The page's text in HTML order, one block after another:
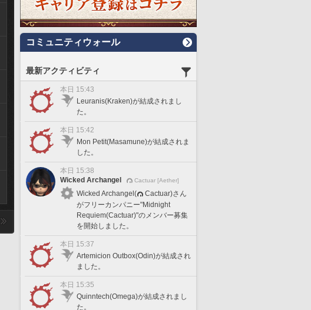
コミュニティウォール
最新アクティビティ
本日 15:43
Leuranis(Kraken)が結成されまし
た。
本日 15:42
Mon Petit(Masamune)が結成されま
した。
本日 15:38
Wicked Archangel
Cactuar [Aether]
Wicked Archangel(
Cactuar)さん
がフリーカンパニー"Midnight
Requiem(Cactuar)"のメンバー募集
を開始しました。
本日 15:37
Artemicion Outbox(Odin)が結成され
ました。
本日 15:35
Quinntech(Omega)が結成されまし
た。